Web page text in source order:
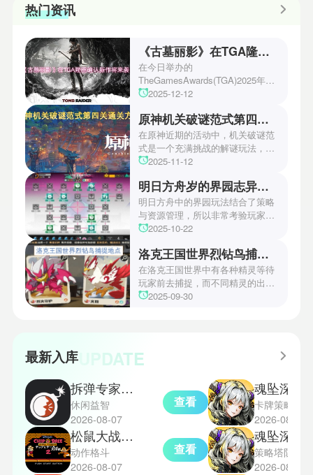
热门资讯
《古墓丽影》在TGA隆重确认新作将来袭！
在今日举办的
TheGamesAwards(TGA)2025年度
游戏颁奖典礼中，古墓丽影系列公
场资讯让众多玩家们都非常期待！
本次官方也宣布游戏将于2027年登
陆PS5、Xbox以及PC平台！有兴
趣的玩家们可以继续留守鲶鱼网！
2025-12-12
原神机关破谜范式第四关通关方法
在原神近期的活动中，机关破谜范
式是一个充满挑战的解谜玩法，其
中第四关是许多玩家遇到困难的地
机关破谜范式第四关通关方法，助
玩家们能够顺利通关！有兴趣的玩
家们快来一起看看吧！
2025-11-12
明日方舟岁的界园志异攻略
明日方舟中的界园玩法结合了策略
与资源管理，所以非常考验玩家的
操作和规划能力。游戏里拥有先
丰富多样的角色体系足以满足不同
战术需求。电表倒转是界园中的核
心挑战之一，玩家需合理利用通宝
和特殊钱币进行资源转换。明日方
乐趣和探索深度，丰富了玩家的游
2025-10-22
洛克王国世界烈钻鸟捕捉地点
在洛克王国世界中有各种精灵等待
玩家前去捕捉，而不同精灵的出现
地点和捕捉方式也各不相同。有少
2025-09-30
最新入库UPDATE
拆弹专家双人版
休闲益智
2026-08-07
查看
松鼠大战2完整版
动作格斗
2026-08-07
查看
卡牌策略
2026-08-07
策略塔防
2026-08-07